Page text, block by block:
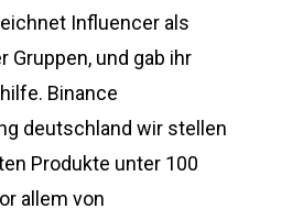
Influencer als
Gruppen, und gab ihr
Binance
deutschland wir stellen
Produkte unter 100
allem von